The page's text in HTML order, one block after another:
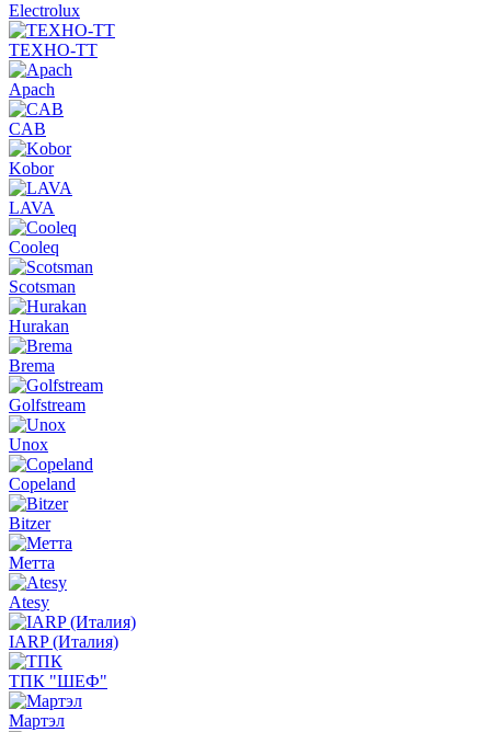
Electrolux
ТЕХНО-ТТ
Apach
CAB
Kobor
LAVA
Cooleq
Scotsman
Hurakan
Brema
Golfstream
Unox
Copeland
Bitzer
Метта
Atesy
IARP (Италия)
ТПК "ШЕФ"
Мартэл